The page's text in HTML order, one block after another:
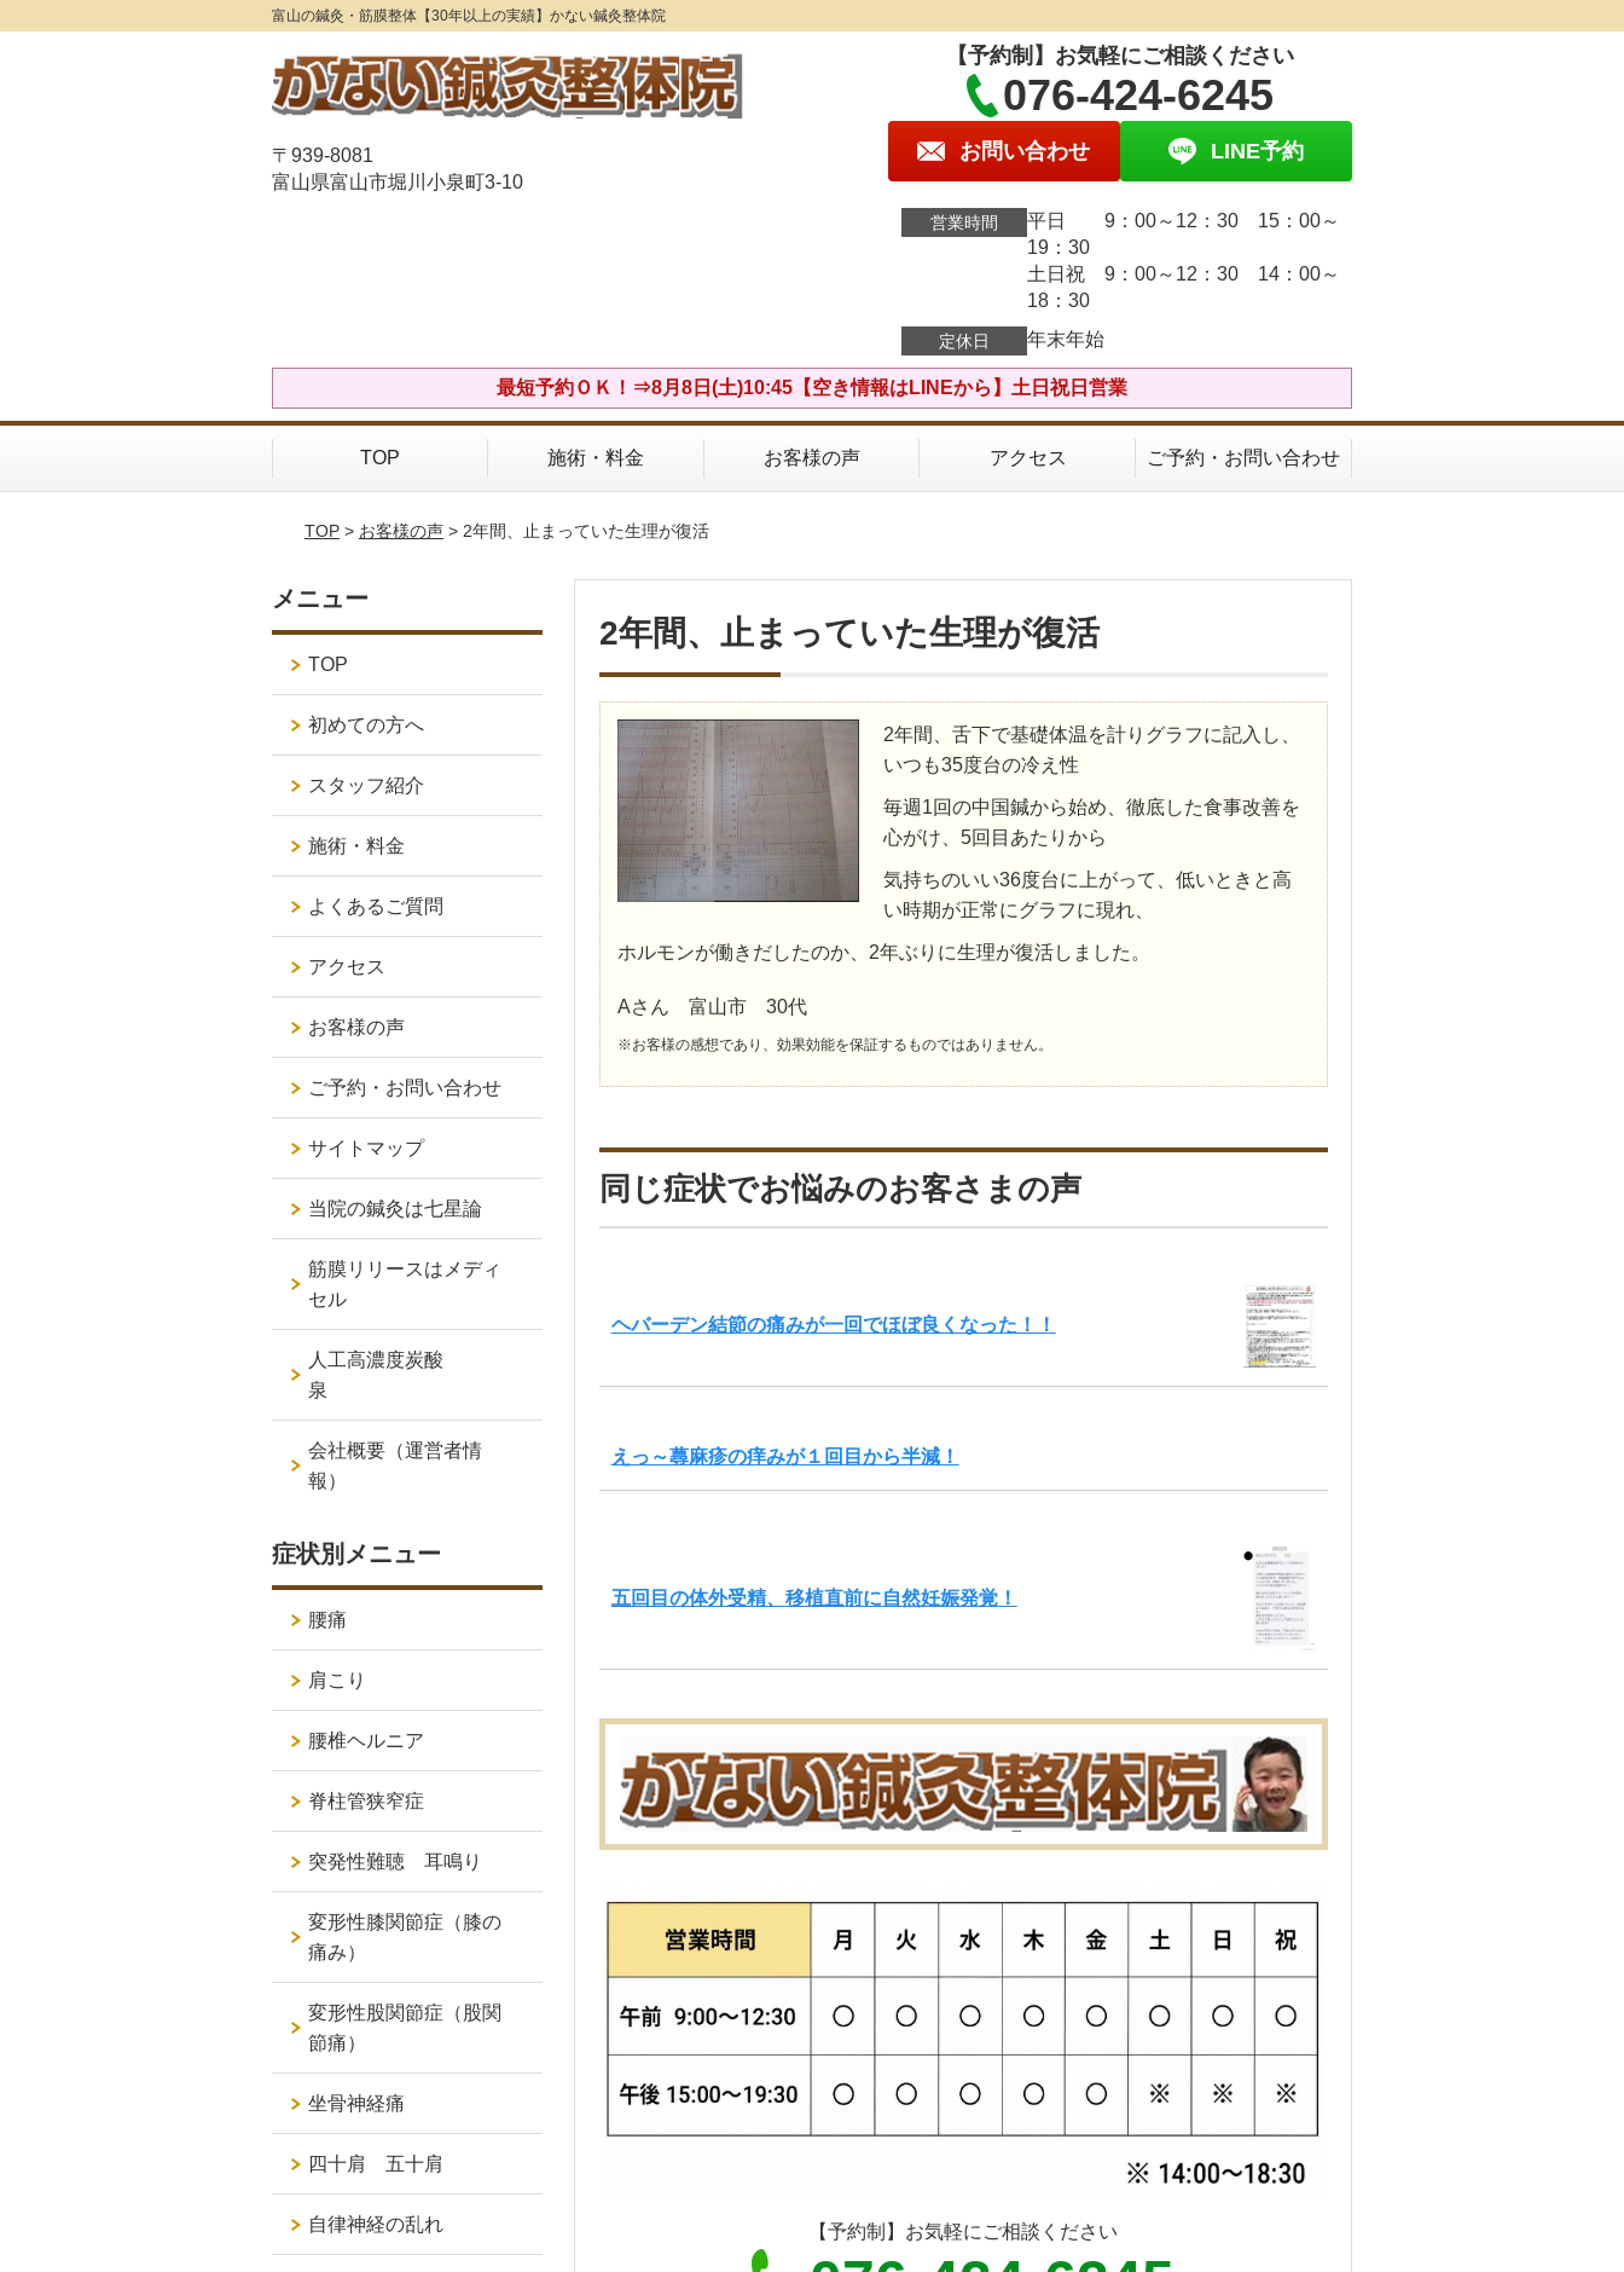
富山の鍼灸・筋膜整体【30年以上の実績】かない鍼灸整体院
〒939-8081
富山県富山市堀川小泉町3-10
【予約制】お気軽にご相談ください
076-424-6245
お問い合わせ LINE予約
営業時間
平日 9：00～12：30 15：00～
19：30
土日祝 9：00～12：30 14：00～
18：30
定休日 年末年始
最短予約ＯＫ！⇒8月8日(土)10:45【空き情報はLINEから】土日祝日営業
TOP 施術・料金 お客様の声 アクセス ご予約・お問い合わせ
TOP> お客様の声> 2年間、止まっていた生理が復活
2年間、止まっていた生理が復活
2年間、舌下で基礎体温を計りグラフに記入し、
いつも35度台の冷え性
毎週1回の中国鍼から始め、徹底した食事改善を
心がけ、5回目あたりから
気持ちのいい36度台に上がって、低いとき と高
い時期が正常にグラフに現れ、
ホルモンが働きだしたのか、2年ぶりに生理が復活しました。
Aさん 富山市 30代
※お客様の感想であり、効果効能を保証するものではありません。
同じ症状でお悩みのお客さまの声
ヘバーデン結節の痛みが一回でほぼ良くなった！！
えっ～蕁麻疹の痒みが１回目から半減！
五回目の体外受精、移植直前に自然妊娠発覚！
【予約制】お気軽にご相談ください
メニュー
TOP
初めての方へ
スタッフ紹介
施術・料金
よくあるご質問
アクセス
お客様の声
ご予約・お問い合わせ
サイトマップ
当院の鍼灸は七星論
筋膜リリースはメディ
セル
人工高濃度炭酸
泉
会社概要（運営者情
報）
症状別メニュー
腰痛
肩こり
腰椎ヘルニア
脊柱管狭窄症
突発性難聴 耳鳴り
変形性膝関節症（膝の
痛み）
変形性股関節症（股関
節痛）
坐骨神経痛
四十肩 五十肩
自律神経の乱れ